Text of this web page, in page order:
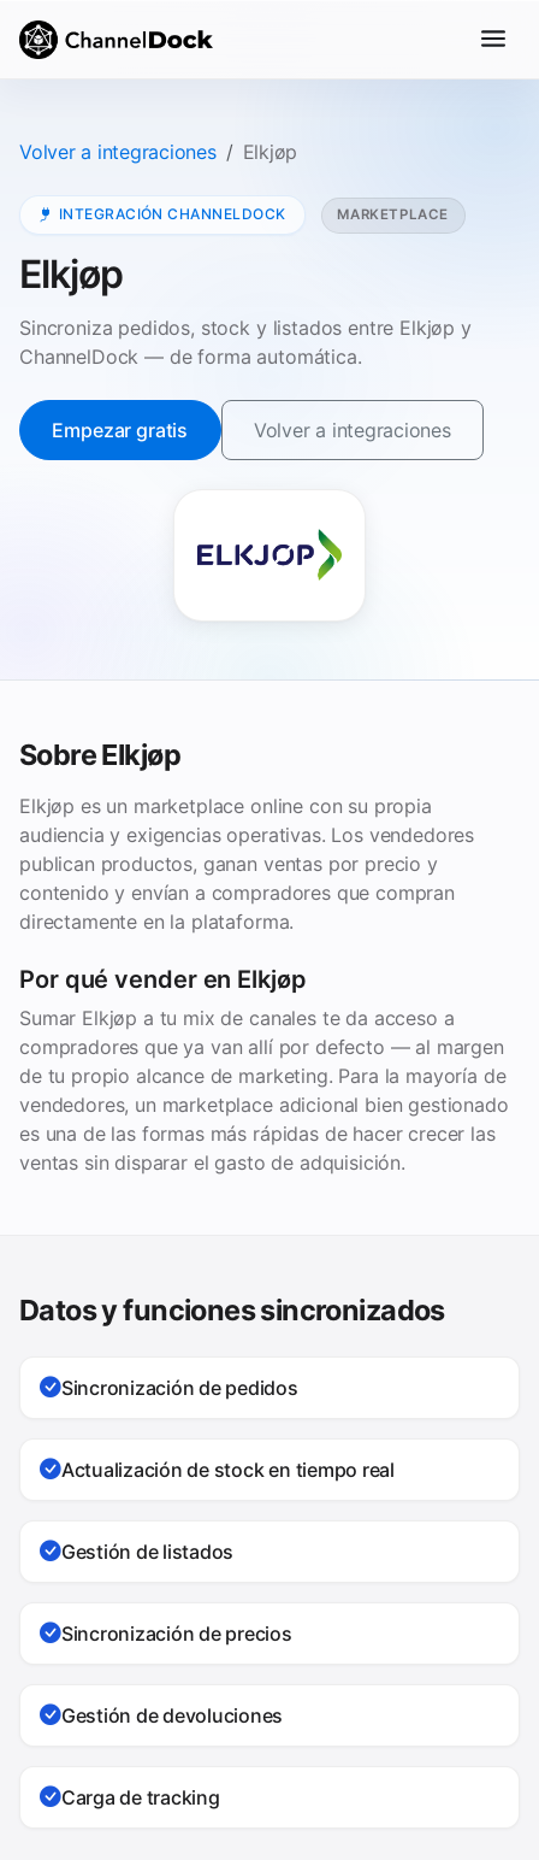
Volver a integraciones Elkjøp
INTEGRACIÓN CHANNELDOCK MARKETPLACE
Elkjøp
Sincroniza pedidos, stock y listados entre Elkjøp y
ChannelDock — de forma automática.
Empezar gratis Volver a integraciones
Sobre Elkjøp
Elkjøp es un marketplace online con su propia
audiencia y exigencias operativas. Los vendedores
publican productos, ganan ventas por precio y
contenido y envían a compradores que compran
directamente en la plataforma.
Por qué vender en Elkjøp
Sumar Elkjøp a tu mix de canales te da acceso a
compradores que ya van allí por defecto — al margen
de tu propio alcance de marketing. Para la mayoría de
vendedores, un marketplace adicional bien gestionado
es una de las formas más rápidas de hacer crecer las
ventas sin disparar el gasto de adquisición.
Datos y funciones sincronizados
Sincronización de pedidos
Actualización de stock en tiempo real
Gestión de listados
Sincronización de precios
Gestión de devoluciones
Carga de tracking